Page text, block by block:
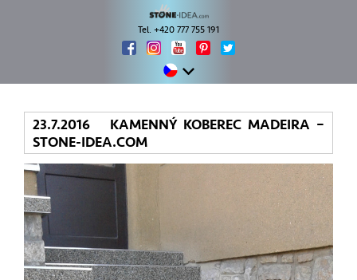
Tel. +420 777 755 191
23.7.2016 KAMENNÝ KOBEREC MADEIRA –
STONE-IDEA.COM